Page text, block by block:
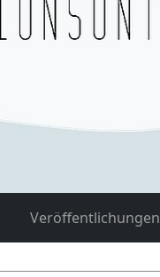
Veröffentlichungen